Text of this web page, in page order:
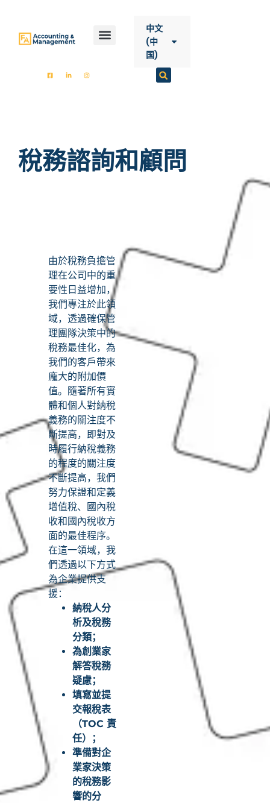
中文
(中
国)
稅務諮詢和顧問
由於稅務負擔管
理在公司中的重
要性日益增加，
我們專注於此領
域，透過確保管
理團隊決策中的
稅務最佳化，為
我們的客戶帶來
龐大的附加價
值。隨著所有實
體和個人對納稅
義務的關注度不
斷提高，即對及
時履行納稅義務
的程度的關注度
不斷提高，我們
努力保證和定義
增值稅、國內稅
收和國內稅收方
面的最佳程序。
在這一領域，我
們透過以下方式
為企業提供支
援：
納稅人分
析及稅務
分類；
為創業家
解答稅務
疑慮；
填寫並提
交報稅表
（TOC 責
任）；
準備對企
業家決策
的稅務影
響的分